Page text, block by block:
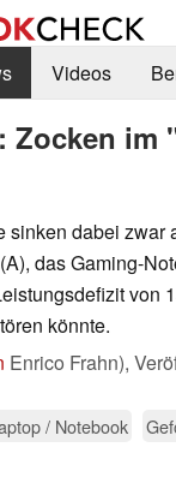
Videos
Zocken
sinken dabei zwar
das Gaming-
von
könnte.
Enrico Frahn),
/ Notebook